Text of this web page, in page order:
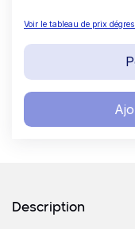
Voir le tableau de prix
Détails
Description